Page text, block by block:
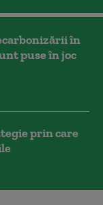
în
puse în joc
prin care